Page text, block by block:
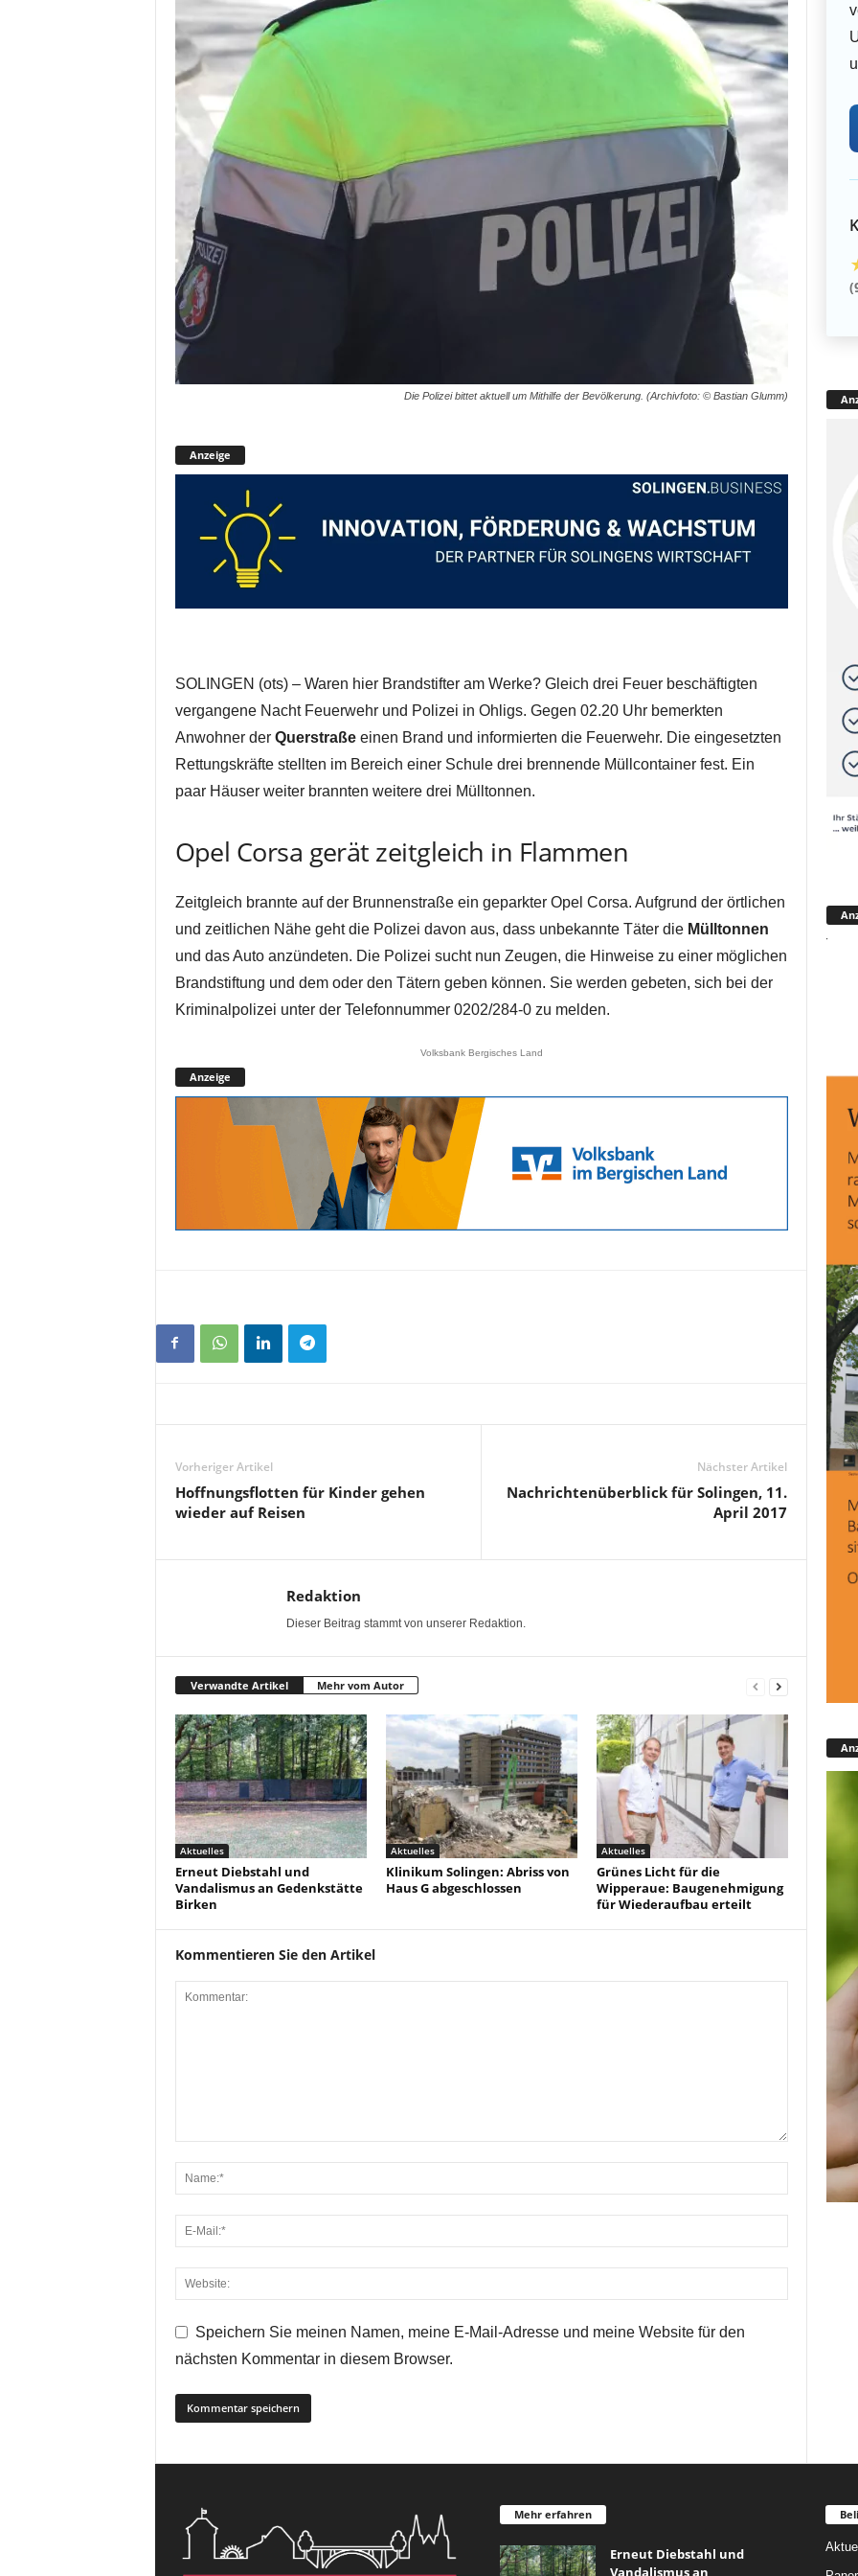
Die Polizei bittet aktuell um Mithilfe der Bevölkerung. (Archivfoto: © Bastian Glumm)
Anzeige
SOLINGEN (ots) – Waren hier Brandstifter am Werke? Gleich drei Feuer beschäftigten
vergangene Nacht Feuerwehr und Polizei in Ohligs. Gegen 02.20 Uhr bemerkten
Anwohner der Querstraßeeinen Brand und informierten die Feuerwehr. Die eingesetzten
Rettungskräfte stellten im Bereich einer Schule drei brennende Müllcontainer fest. Ein
paar Häuser weiter brannten weitere drei Mülltonnen.
Opel Corsa gerät zeitgleich in Flammen
Zeitgleich brannte auf der Brunnenstraße ein geparkter Opel Corsa. Aufgrund der örtlichen
und zeitlichen Nähe geht die Polizei davon aus, dass unbekannte Täter die Mülltonnen
und das Auto anzündeten. Die Polizei sucht nun Zeugen, die Hinweise zu einer möglichen
Brandstiftung und dem oder den Tätern geben können. Sie werden gebeten, sich bei der
Kriminalpolizei unter der Telefonnummer 0202/284-0 zu melden.
Volksbank Bergisches Land
Anzeige
Vorheriger Artikel
Hoffnungsflotten für Kinder gehen
wieder auf Reisen
Nächster Artikel
Nachrichtenüberblick für Solingen, 11.
April 2017
Redaktion
Dieser Beitrag stammt von unserer Redaktion.
Verwandte Artikel Mehr vom Autor
Aktuelles
Erneut Diebstahl und
Vandalismus an Gedenkstätte
Birken
Aktuelles
Klinikum Solingen: Abriss von
Haus G abgeschlossen
Aktuelles
Grünes Licht für die
Wipperaue: Baugenehmigung
für Wiederaufbau erteilt
Kommentieren Sie den Artikel
Speichern Sie meinen Namen, meine E-Mail-Adresse und meine Website für den
nächsten Kommentar in diesem Browser.
Mehr erfahren
Erneut Diebstahl und
Vandalismus an